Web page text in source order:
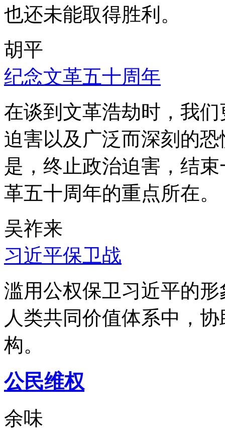
也还未能取得胜利。
胡平
纪念文革五十周年
在谈到文革浩劫时，我
迫害以及广泛而深刻的
是，终止政治迫害，结
革五十周年的重点所在。
吴祚来
习近平保卫战
滥用公权保卫习近平的
人类共同价值体系中，
构。
公民维权
余味